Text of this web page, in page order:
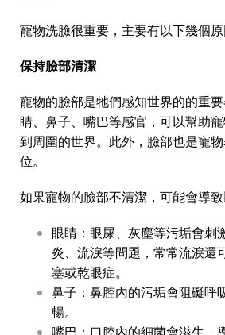
寵物洗臉很重要，主要有以下幾個原
保持臉部清潔
寵物的臉部是牠們感知世界的的重
睛、鼻子、嘴巴等感官，可以幫助
到周圍的世界。此外，臉部也是寵
位。
如果寵物的臉部不清潔，可能會導致
眼睛：眼屎、灰塵等污垢會刺
炎、流淚等問題，常常流淚還
塞或乾眼症。
鼻子：鼻腔內的污垢會阻礙呼
暢。
嘴巴：口腔內的細菌會滋生，